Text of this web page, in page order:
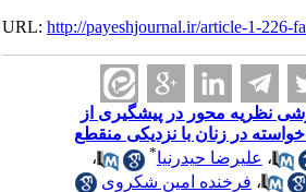
URL:http://payeshjournal.ir/article-1-226-
نظریه محور در پیشگیری از
در زنان با نزدیکی منقطع
،علیرضا حیدرنیا*
،
،فرخنده امین شکروی